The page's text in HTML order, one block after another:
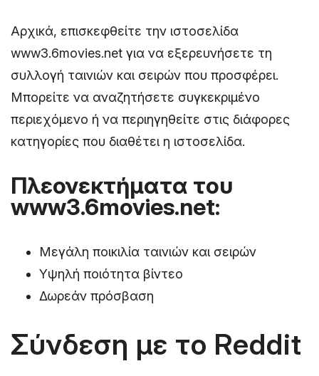
Αρχικά, επισκεφθείτε την ιστοσελίδα
www3.6movies.net για να εξερευνήσετε τη
συλλογή ταινιών και σειρών που προσφέρει.
Μπορείτε να αναζητήσετε συγκεκριμένο
περιεχόμενο ή να περιηγηθείτε στις διάφορες
κατηγορίες που διαθέτει η ιστοσελίδα.
Πλεονεκτήματα του
www3.6movies.net:
Μεγάλη ποικιλία ταινιών και σειρών
Υψηλή ποιότητα βίντεο
Δωρεάν πρόσβαση
Σύνδεση με το Reddit